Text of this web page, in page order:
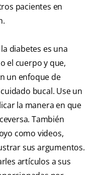
pacientes en
diabetes es una
el cuerpo y que,
un enfoque de
bucal. Use un
la manera en que
También
como videos,
sus argumentos.
artículos a sus